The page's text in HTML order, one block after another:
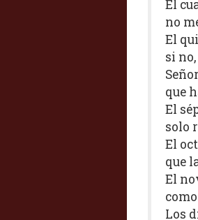
El
no
El
si
que
El
solo
El
que
El
Los